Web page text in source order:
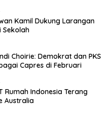
Kamil Dukung Larangan
Sekolah
Choirie: Demokrat dan PKS
Capres di Februari
Rumah Indonesia Terang
Australia